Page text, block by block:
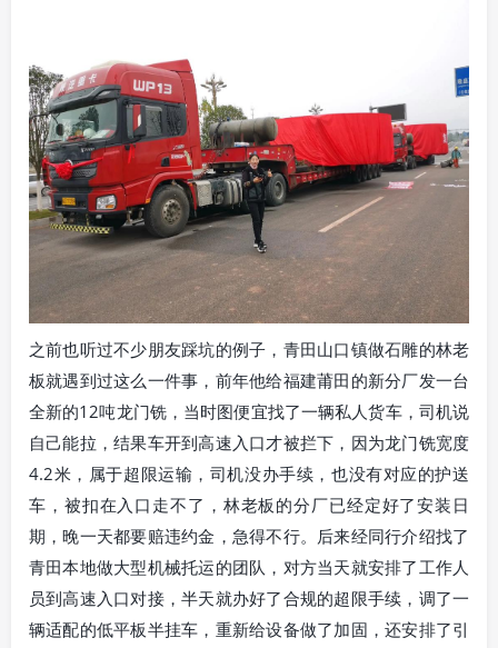
之前也听过不少朋友踩坑的例子，青田山口镇做石雕的林老
板就遇到过这么一件事，前年他给福建莆田的新分厂发一台
全新的12吨龙门铣，当时图便宜找了一辆私人货车，司机说
自己能拉，结果车开到高速入口才被拦下，因为龙门铣宽度
4.2米，属于超限运输，司机没办手续，也没有对应的护送
车，被扣在入口走不了，林老板的分厂已经定好了安装日
期，晚一天都要赔违约金，急得不行。后来经同行介绍找了
青田本地做大型机械托运的团队，对方当天就安排了工作人
员到高速入口对接，半天就办好了合规的超限手续，调了一
辆适配的低平板半挂车，重新给设备做了加固，还安排了引